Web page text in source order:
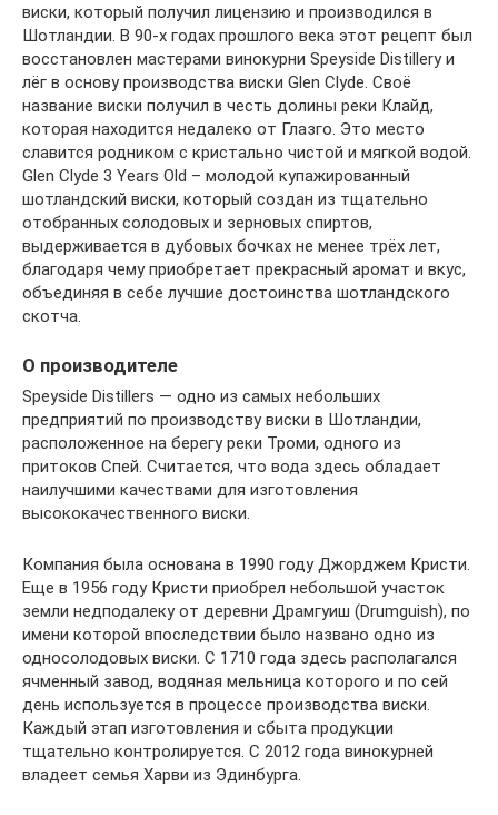
виски, который получил лицензию и производился в
Шотландии. В 90-х годах прошлого века этот рецепт был
восстановлен мастерами винокурни Speyside Distillery и
лёг в основу производства виски Glen Clyde. Своё
название виски получил в честь долины реки Клайд,
которая находится недалеко от Глазго. Это место
славится родником с кристально чистой и мягкой водой.
Glen Clyde 3 Years Old – молодой купажированный
шотландский виски, который создан из тщательно
отобранных солодовых и зерновых спиртов,
выдерживается в дубовых бочках не менее трёх лет,
благодаря чему приобретает прекрасный аромат и вкус,
объединяя в себе лучшие достоинства шотландского
скотча.
О производителе
Speyside Distillers — одно из самых небольших
предприятий по производству виски в Шотландии,
расположенное на берегу реки Троми, одного из
притоков Спей. Считается, что вода здесь обладает
наилучшими качествами для изготовления
высококачественного виски.
Компания была основана в 1990 году Джорджем Кристи.
Еще в 1956 году Кристи приобрел небольшой участок
земли недподалеку от деревни Драмгуиш (Drumguish), по
имени которой впоследствии было названо одно из
односолодовых виски. С 1710 года здесь располагался
ячменный завод, водяная мельница которого и по сей
день используется в процессе производства виски.
Каждый этап изготовления и сбыта продукции
тщательно контролируется. С 2012 года винокурней
владеет семья Харви из Эдинбурга.